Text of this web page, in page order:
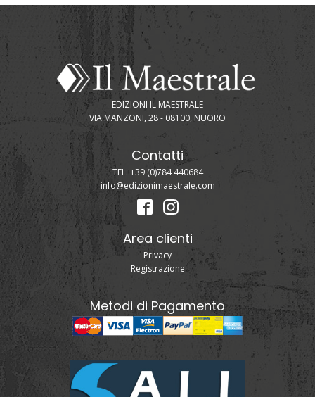
EDIZIONI IL MAESTRALE
VIA MANZONI, 28 - 08100, NUORO
Contatti
TEL. +39 (0)784 440684
info@edizionimaestrale.com
Area clienti
Privacy
Registrazione
Metodi di Pagamento